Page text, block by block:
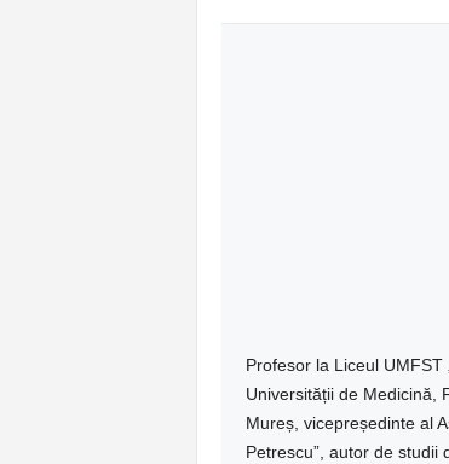
Profesor la Liceul
Universității de Medicină,
Mureș, vicepreședinte al
Petrescu”, autor de studii